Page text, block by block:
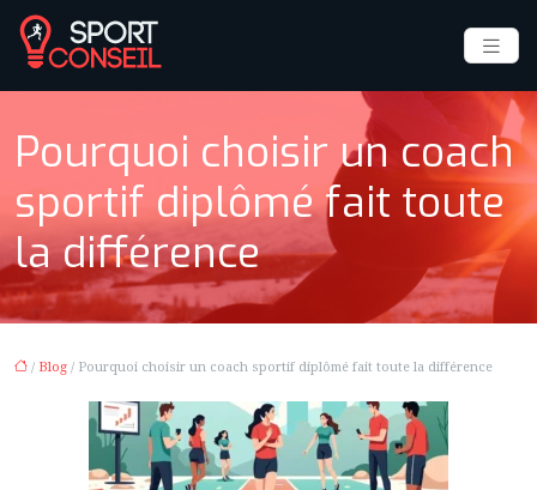
Pourquoi choisir un coach
sportif diplômé fait toute
la différence
/ Blog / Pourquoi choisir un coach sportif diplômé fait toute la différence